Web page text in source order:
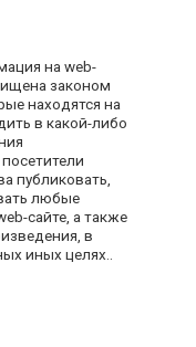
на web-
законом
находятся на
в какой-либо
публиковать,
любые
сайте, а также
в
иных целях..